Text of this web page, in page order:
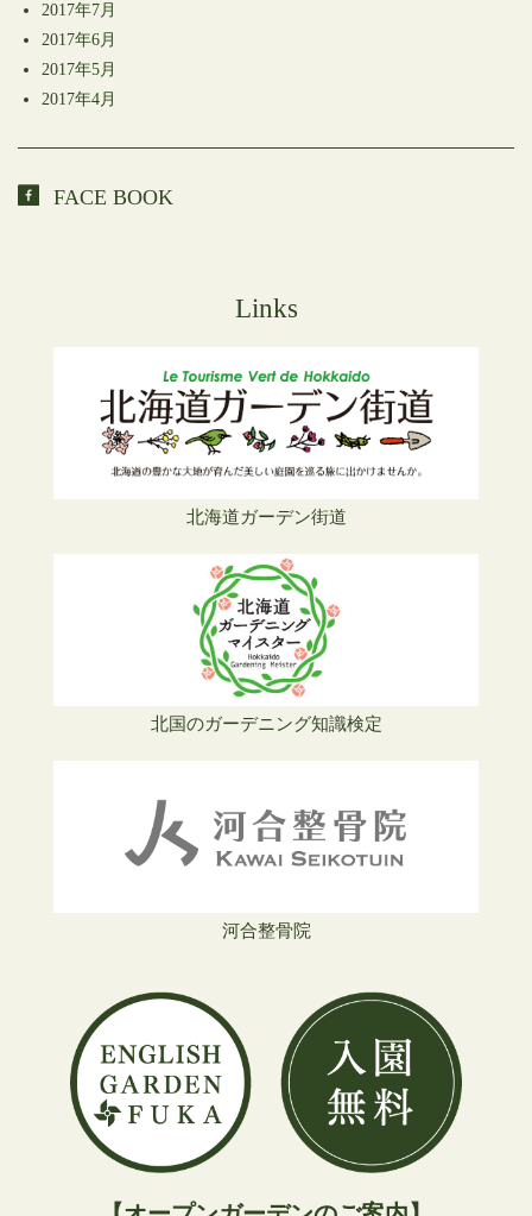
2017年7月
2017年6月
2017年5月
2017年4月
FACE BOOK
Links
北海道ガーデン街道
北国のガーデニング知識検定
河合整骨院